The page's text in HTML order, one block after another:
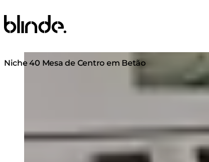
Blinde Design
Niche 40 Mesa de Centro em Betão